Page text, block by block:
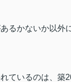
るかないか以外
ているのは、築